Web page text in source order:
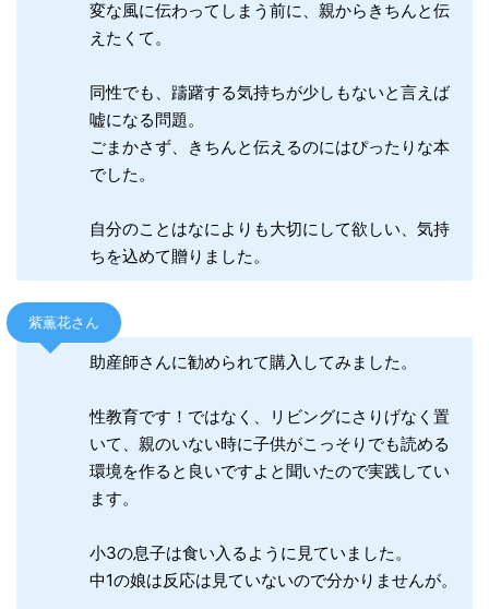
変な風に伝わってしまう前に、親からきちんと伝
えたくて。
同性でも、躊躇する気持ちが少しもないと言えば
嘘になる問題。
ごまかさず、きちんと伝えるのにはぴったりな本
でした。
自分のことはなによりも大切にして欲しい、気持
ちを込めて贈りました。
紫薫花さん
助産師さんに勧められて購入してみました。
性教育です！ではなく、リビングにさりげなく置
いて、親のいない時に子供がこっそりでも読める
環境を作ると良いですよと聞いたので実践してい
ます。
小3の息子は食い入るように見ていました。
中1の娘は反応は見ていないので分かりませんが。